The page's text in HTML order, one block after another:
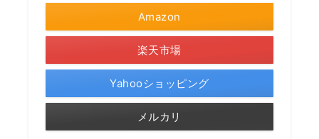
Amazon
楽天市場
Yahooショッピング
メルカリ